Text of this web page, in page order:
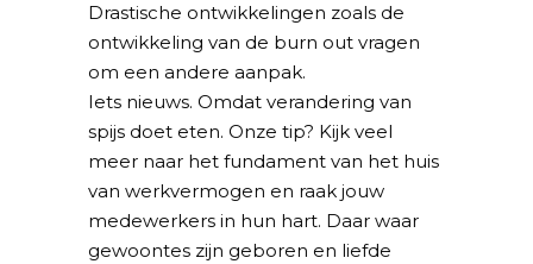
Drastische ontwikkelingen zoals de
ontwikkeling van de burn out vragen
om een andere aanpak.
Iets nieuws. Omdat verandering van
spijs doet eten. Onze tip? Kijk veel
meer naar het fundament van het huis
van werkvermogen en raak jouw
medewerkers in hun hart. Daar waar
gewoontes zijn geboren en liefde